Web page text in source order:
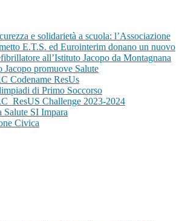
e solidarietà a scuola: l’Associazione
E.T.S. ed Eurointerim donano un nuovo
all’Istituto Jacopo da Montagnana
Jacopo promuove Salute
Codename ResUs
di Primo Soccorso
Challenge 2023-2024
Salute SI Impara
Civica